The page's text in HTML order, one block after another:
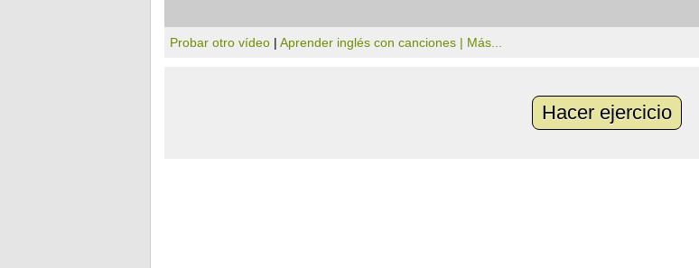
Probar otro vídeo | Aprender inglés con canciones | Más...
Hacer ejercicio